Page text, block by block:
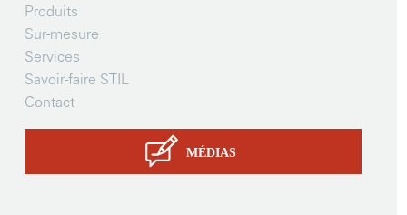
Produits
Sur-mesure
Services
Savoir-faire STIL
Contact
MÉDIAS